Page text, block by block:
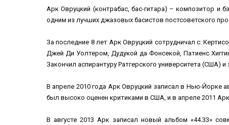
Арк Овруцкий (контрабас, бас-гитара) – композитор и
одним из лучших джазовых басистов постсоветского
За последние 8 лет Арк Овруцкий сотрудничал с:
Джей Ди Уолтером, Дудукой да Фонсекой, Патиенс
Закончил аспирантуру Ратгерского университета (США)
В апреле 2010 года Арк Овруцкий записал в Нью-Йорке
был высоко оценен критиками в США, и в апреле 2011
В августе 2013 Арк записал новый альбом «44.33»